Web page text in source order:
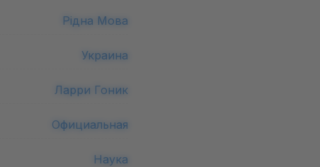
Рідна Мова
Украина
Ларри Гоник
Официальная
Наука